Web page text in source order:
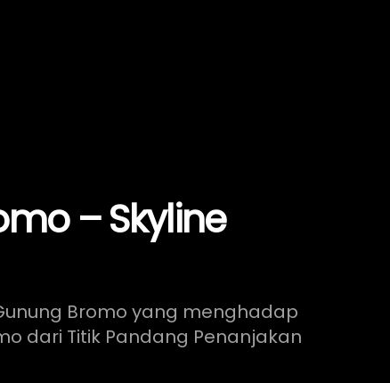
– Skyline
Bromo yang menghadap
dari Titik Pandang Penanjakan